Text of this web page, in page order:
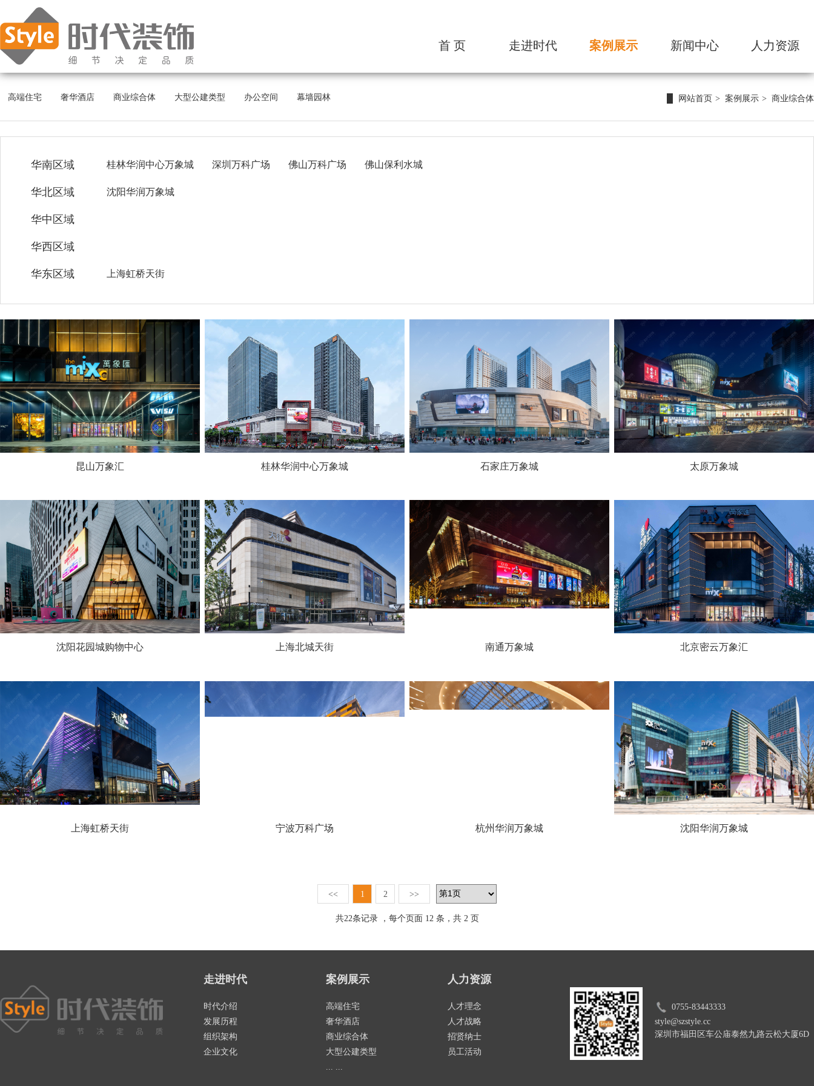
首 页 走进时代
发展历程
荣誉资质
核心优势
案例展示
奢华酒店
办公空间
幕墙园林
新闻中心 人力资源
人才战略
招贤纳士
网站首页 案例展示 商业综合体
高端住宅 奢华酒店 商业综合体 大型公建类型 办公空间 幕墙园林
华南区域 桂林华润中心万象城 深圳万科广场 佛山万科广场 佛山保利水城
华北区域 沈阳华润万象城
华中区域
华西区域
华东区域 上海虹桥天街
昆山万象汇 桂林华润中心万象城 石家庄万象城 太原万象城
沈阳花园城购物中心 上海北城天街 南通万象城 北京密云万象汇
上海虹桥天街 宁波万科广场 杭州华润万象城 沈阳华润万象城
<< 1 2 >>
共22条记录 ，每个页面 12 条，共 2 页
走进时代
时代介绍
发展历程
组织架构
企业文化
案例展示
高端住宅
奢华酒店
商业综合体
大型公建类型
人力资源
人才理念
人才战略
招贤纳士
员工活动
0755-83443333
style@szstyle.cc
深圳市福田区车公庙泰然九路云松大